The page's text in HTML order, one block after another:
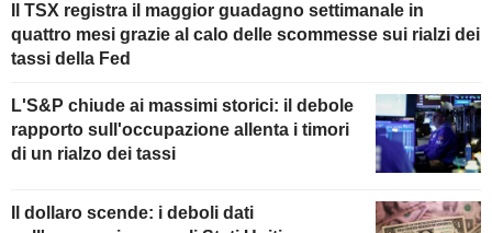
Il TSX registra il maggior guadagno settimanale in
quattro mesi grazie al calo delle scommesse sui rialzi dei
tassi della Fed
L'S&P chiude ai massimi storici: il debole
rapporto sull'occupazione allenta i timori
di un rialzo dei tassi
Il dollaro scende: i deboli dati